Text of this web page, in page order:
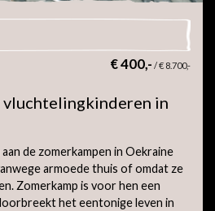
€ 400,- /€ 8.700,-
vluchtelingkinderen in
de zomerkampen in Oekraine
armoede thuis of omdat ze
Zomerkamp is voor hen een
het eentonige leven in